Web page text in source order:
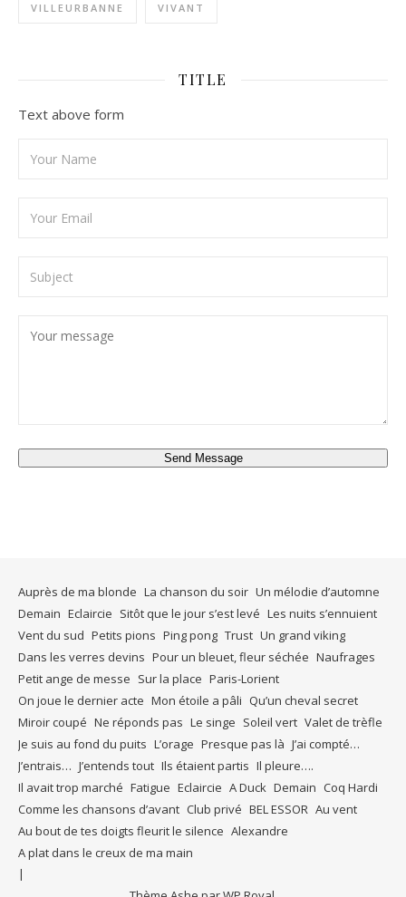
VILLEURBANNE VIVANT
TITLE
Text above form
Send Message
Auprès de ma blonde La chanson du soir Un mélodie d’automne
Demain Eclaircie Sitôt que le jour s’est levé Les nuits s’ennuient
Vent du sud Petits pions Ping pong Trust Un grand viking
Dans les verres devins Pour un bleuet, fleur séchée Naufrages
Petit ange de messe Sur la place Paris-Lorient
On joue le dernier acte Mon étoile a pâli Qu’un cheval secret
Miroir coupé Ne réponds pas Le singe Soleil vert Valet de trèfle
Je suis au fond du puits L’orage Presque pas là J’ai compté…
J’entrais… J’entends tout Ils étaient partis Il pleure….
Il avait trop marché Fatigue Eclaircie A Duck Demain Coq Hardi
Comme les chansons d’avant Club privé BEL ESSOR Au vent
Au bout de tes doigts fleurit le silence Alexandre
A plat dans le creux de ma main